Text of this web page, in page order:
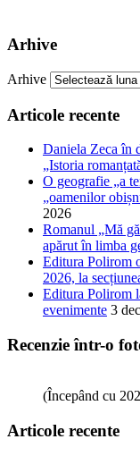
Arhive
Arhive
Articole recente
Daniela Zeca în
„Istoria
O geografie „a
„oamenilor
2026
Romanul „Mă
apărut în limba
Editura Polirom
2026, la
Editura Polirom
evenimente 3
Recenzie într-o
(Începând cu
Articole recente